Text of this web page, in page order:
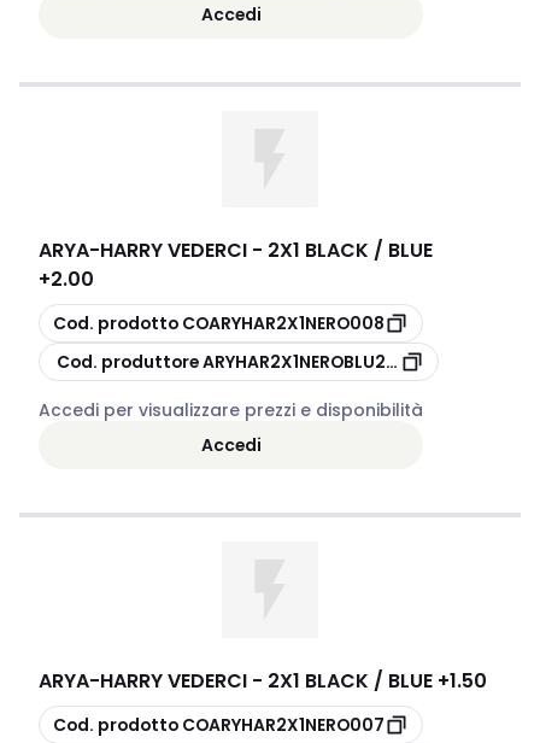
Accedi
ARYA-HARRY VEDERCI - 2X1 BLACK / BLUE
+2.00
copia
Cod. prodotto COARYHAR2X1NERO008
copia
Cod. produttoreARYHAR2X1NEROBLU200
Accedi per visualizzare prezzi e disponibilità
Accedi
ARYA-HARRY VEDERCI - 2X1 BLACK / BLUE +1.50
copia
Cod. prodotto COARYHAR2X1NERO007